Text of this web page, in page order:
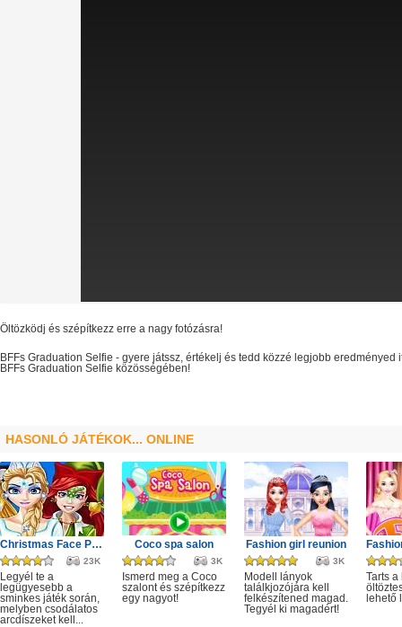
Öltözködj és szépítkezz erre a nagy fotózásra!
BFFs Graduation Selfie - gyere játssz, értékelj és tedd közzé legjobb eredményed
BFFs Graduation Selfie közösségében!
HASONLÓ JÁTÉKOK... ONLINE
Christmas Face Painting
23K
Legyél te a
legügyesebb a
sminkes játék során,
melyben csodálatos
arcdíszeket kell...
Coco spa salon
3K
Ismerd meg a Coco
szalont és szépítkezz
egy nagyot!
Fashion girl reunion
3K
Modell lányok
találkjozójára kell
felkészítened magad.
Tegyél ki magadért!
Tarts
lehető